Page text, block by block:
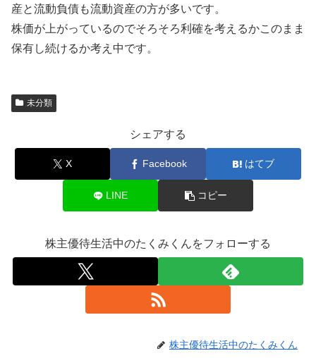
産と流動負債も流動資産の方が多いです。
株価が上がっているのでそろそろ利確を考えるかこのまま
保有し続けるか考え中です。
未分類
シェアする
X Facebook はてブ
LINE コピー
株主優待生活中のたくみくんをフォローする
株主優待生活中のたくみくん